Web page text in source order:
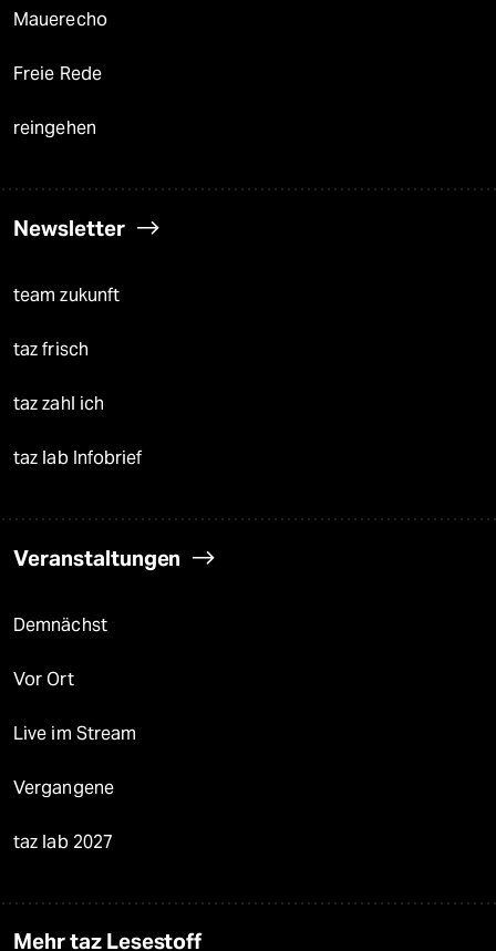
Mauerecho
Freie Rede
reingehen
Newsletter
team zukunft
taz frisch
taz zahl ich
taz lab Infobrief
Veranstaltungen
Demnächst
Vor Ort
Live im Stream
Vergangene
taz lab 2027
Mehr taz Lesestoff